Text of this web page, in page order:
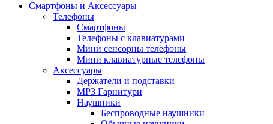
Смартфоны и Аксессуары
Телефоны
Смартфоны
Телефоны с клавиатурами
Мини сенсорны телефоны
Мини клавиатурные телефоны
Аксессуары
Держатели и подставки
MP3 Гарнитури
Наушники
Беспроводные наушники